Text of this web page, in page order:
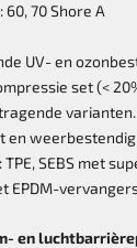
60, 70 Shore A
UV- en
set (<
varianten.
en
TPE, SEBS met
EPDM-
en